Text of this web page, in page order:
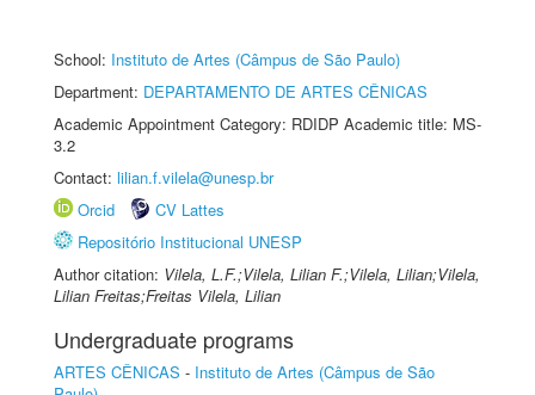
School: Instituto de Artes (Câmpus de São Paulo)
Department: DEPARTAMENTO DE ARTES CÊNICAS
Academic Appointment Category: RDIDP Academic title: MS-
3.2
Contact: lilian.f.vilela@unesp.br
Orcid
CV Lattes
Repositório Institucional UNESP
Author citation: Vilela, L.F.;Vilela, Lilian F.;Vilela, Lilian;Vilela,
Lilian Freitas;Freitas Vilela, Lilian
Undergraduate programs
ARTES CÊNICAS - Instituto de Artes (Câmpus de São